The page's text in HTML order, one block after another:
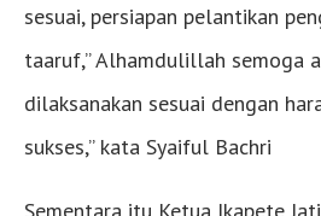
sesuai, persiapan pelantikan
taaruf,” Alhamdulillah semoga
dilaksanakan sesuai dengan
sukses,” kata Syaiful Bachri
Sementara itu Ketua Ikapete